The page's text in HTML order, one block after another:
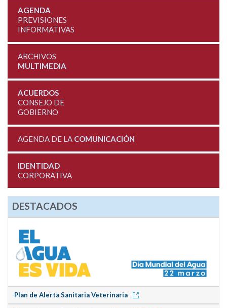
AGENDA
PREVISIONES
INFORMATIVAS
ARCHIVOS
MULTIMEDIA
ACUERDOS
CONSEJO DE
GOBIERNO
AGENDA DE LA COMUNICACIÓN
IDENTIDAD
CORPORATIVA
DESTACADOS
Plan de Alerta Sanitaria Veterinaria